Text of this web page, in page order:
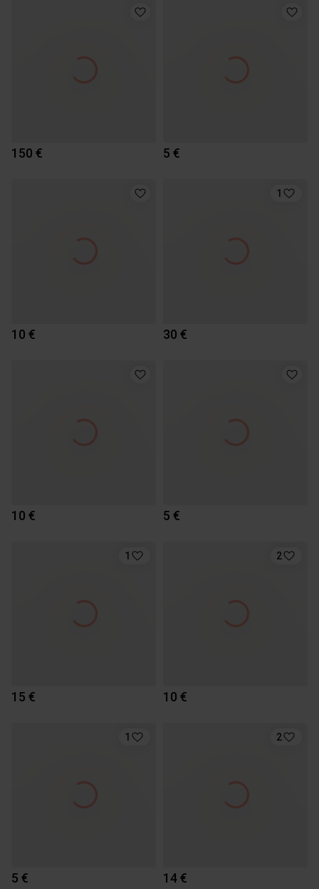
150 € 5 €
10 €
1
30 €
10 € 5 €
1
15 €
2
10 €
1
5 €
2
14 €